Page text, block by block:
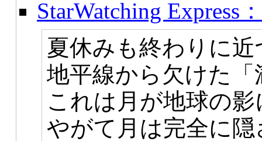
StarWatching Express
夏休みも終わりに
地平線から欠けた
これは月が地球の
やがて月は完全に